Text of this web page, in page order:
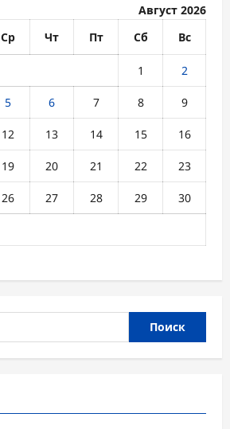
Август 2026
Ср Чт Пт Сб Вс
1 2
5 6 7 8 9
12 13 14 15 16
19 20 21 22 23
26 27 28 29 30